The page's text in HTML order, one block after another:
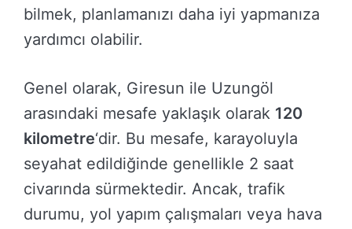
bilmek, planlamanızı daha iyi yapmanıza
yardımcı olabilir.
Genel olarak, Giresun ile Uzungöl
arasındaki mesafe yaklaşık olarak 120
kilometre‘dir. Bu mesafe, karayoluyla
seyahat edildiğinde genellikle 2 saat
civarında sürmektedir. Ancak, trafik
durumu, yol yapım çalışmaları veya hava